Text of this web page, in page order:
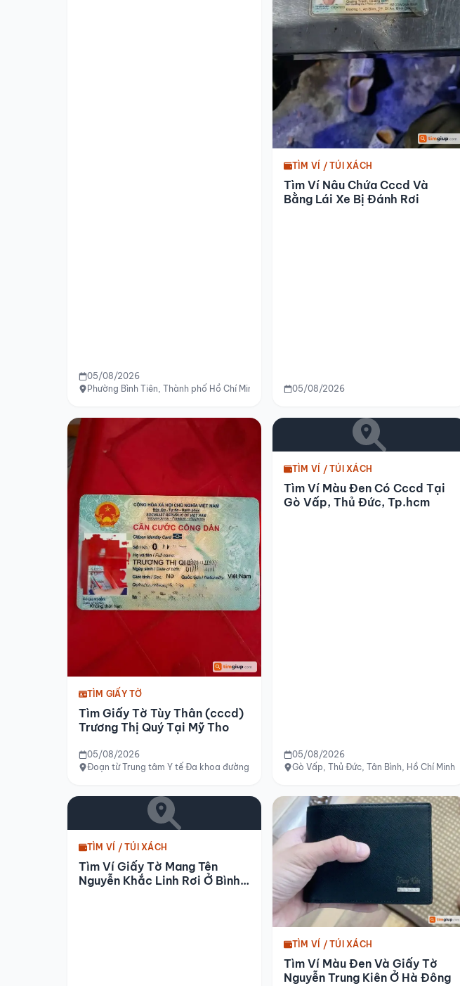
05/08/2026
Phường Bình Tiên, Thành phố Hồ Chí Minh
TÌM VÍ / TÚI XÁCH
Tìm Ví Nâu Chứa Cccd Và
Bằng Lái Xe Bị Đánh Rơi
05/08/2026
TÌM GIẤY TỜ
Tìm Giấy Tờ Tùy Thân (cccd)
Trương Thị Quý Tại Mỹ Tho
05/08/2026
Đoạn từ Trung tâm Y tế Đa khoa đường Hùng Vương, phường 7 đến chợ Mỹ Tho, Đồng Tháp
TÌM VÍ / TÚI XÁCH
Tìm Ví Màu Đen Có Cccd Tại
Gò Vấp, Thủ Đức, Tp.hcm
05/08/2026
Gò Vấp, Thủ Đức, Tân Bình, Hồ Chí Minh
TÌM VÍ / TÚI XÁCH
Tìm Ví Giấy Tờ Mang Tên
Nguyễn Khắc Linh Rơi Ở Bình
TÌM VÍ / TÚI XÁCH
Tìm Ví Màu Đen Và Giấy Tờ
Nguyễn Trung Kiên Ở Hà Đông